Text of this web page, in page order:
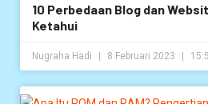
10 Perbedaan Blog dan
Ketahui
Nugraha Hadi 8 Februari 2023